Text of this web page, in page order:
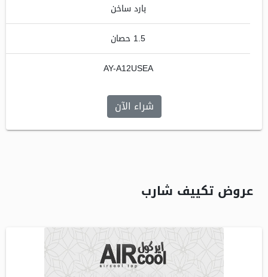
بارد ساخن
1.5 حصان
AY-A12USEA
شراء الآن
عروض تكييف شارب